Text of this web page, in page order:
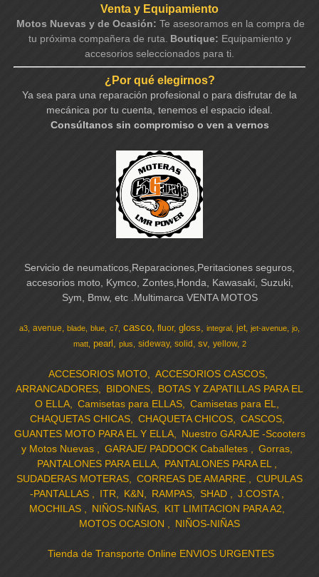
Venta y Equipamiento
Motos Nuevas y de Ocasión: Te asesoramos en la compra de
tu próxima compañera de ruta. Boutique: Equipamiento y
accesorios seleccionados para ti.
¿Por qué elegirnos?
Ya sea para una reparación profesional o para disfrutar de la
mecánica por tu cuenta, tenemos el espacio ideal.
Consúltanos sin compromiso o ven a vernos
Servicio de neumaticos,Reparaciones,Peritaciones seguros,
accesorios moto, Kymco, Zontes,Honda, Kawasaki, Suzuki,
Sym, Bmw, etc .Multimarca VENTA MOTOS
a3 avenue blade blue c7 casco fluor gloss integral jet jet-avenue jo
matt
pearl plus sideway solid sv yellow 2
ACCESORIOS MOTO
ACCESORIOS CASCOS
ARRANCADORES
BIDONES
BOTAS Y ZAPATILLAS PARA EL
O ELLA
Camisetas para ELLAS
Camisetas para EL
CHAQUETAS CHICAS
CHAQUETA CHICOS
CASCOS
GUANTES MOTO PARA EL Y ELLA
Nuestro GARAJE -Scooters
y Motos Nuevas
GARAJE/ PADDOCK Caballetes
Gorras
PANTALONES PARA ELLA
PANTALONES PARA EL
SUDADERAS MOTERAS
CORREAS DE AMARRE
CUPULAS
-PANTALLAS
ITR K&N RAMPAS SHAD
J.COSTA
MOCHILAS
NIÑOS-NIÑAS
KIT LIMITACION PARA A2
MOTOS OCASION
NIÑOS-NIÑAS
Tienda de Transporte Online ENVIOS URGENTES